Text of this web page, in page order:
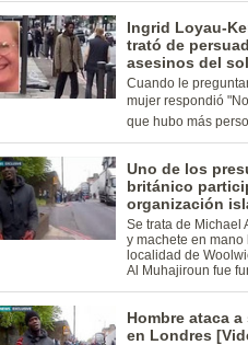
Ingrid Loyau-
trató de
asesinos del
Cuando le
mujer respondió
que hubo más
Uno de los
británico
organización
Se trata de Michael
y machete en
localidad de
Al Muhajiroun fue
Hombre ataca
en Londres